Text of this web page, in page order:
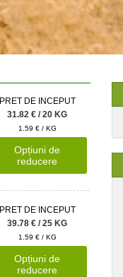
PRET DE INCEPUT
31.82 € / 20 KG
1.59 € / KG
Opțiuni de
reducere
PRET DE INCEPUT
39.78 € / 25 KG
1.59 € / KG
Opțiuni de
reducere